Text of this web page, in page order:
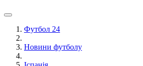
Футбол 24
Новини футболу